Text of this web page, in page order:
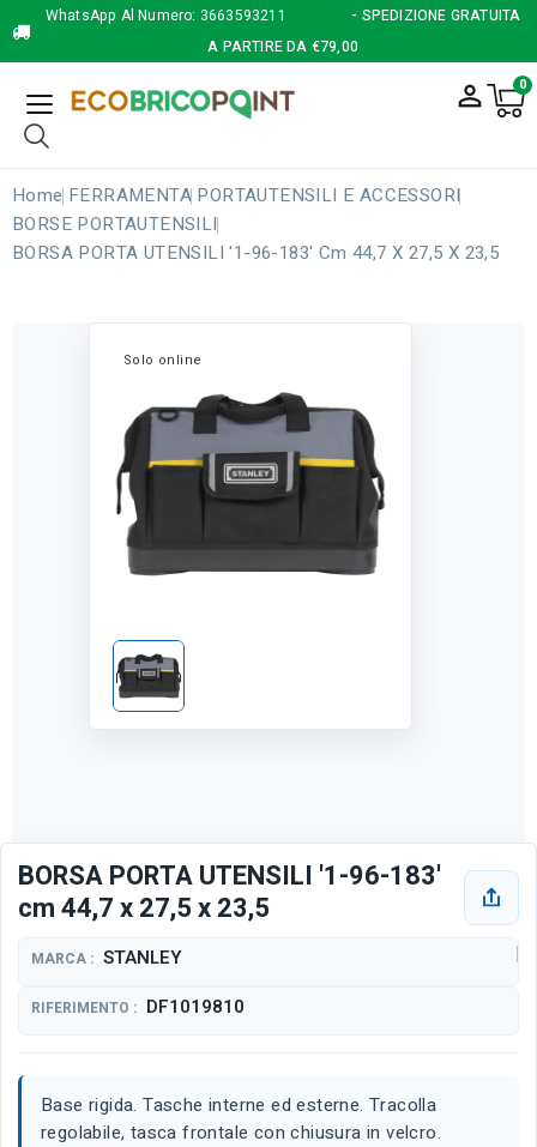
WhatsApp Al Numero: 3663593211
- SPEDIZIONE GRATUITA
A PARTIRE DA €79,00
person_outline 0
Home FERRAMENTA PORTAUTENSILI E ACCESSORI
BORSE PORTAUTENSILI
BORSA PORTA UTENSILI '1-96-183' Cm 44,7 X 27,5 X 23,5
Solo online
BORSA PORTA UTENSILI '1-96-183'
cm 44,7 x 27,5 x 23,5
MARCA : STANLEY
RIFERIMENTO : DF1019810
Base rigida. Tasche interne ed esterne. Tracolla
regolabile, tasca frontale con chiusura in velcro.